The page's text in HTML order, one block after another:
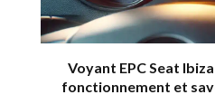
Voyant EPC Seat
fonctionnement et